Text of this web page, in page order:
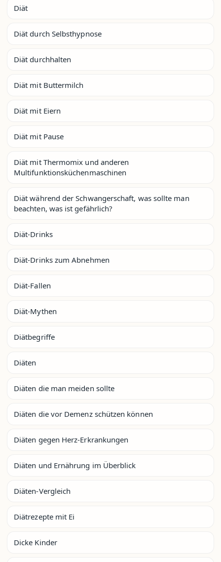
Diät
Diät durch Selbsthypnose
Diät durchhalten
Diät mit Buttermilch
Diät mit Eiern
Diät mit Pause
Diät mit Thermomix und anderen
Multifunktionsküchenmaschinen
Diät während der Schwangerschaft, was sollte man
beachten, was ist gefährlich?
Diät-Drinks
Diät-Drinks zum Abnehmen
Diät-Fallen
Diät-Mythen
Diätbegriffe
Diäten
Diäten die man meiden sollte
Diäten die vor Demenz schützen können
Diäten gegen Herz-Erkrankungen
Diäten und Ernährung im Überblick
Diäten-Vergleich
Diätrezepte mit Ei
Dicke Kinder